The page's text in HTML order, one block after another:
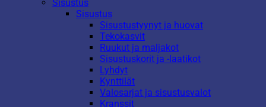
Sisustus
Sisustus
Sisustustyynyt ja huovat
Tekokasvit
Ruukut ja maljakot
Sisustuskorit ja -laatikot
Lyhdyt
Kynttilät
Valosarjat ja sisustusvalot
Kranssit